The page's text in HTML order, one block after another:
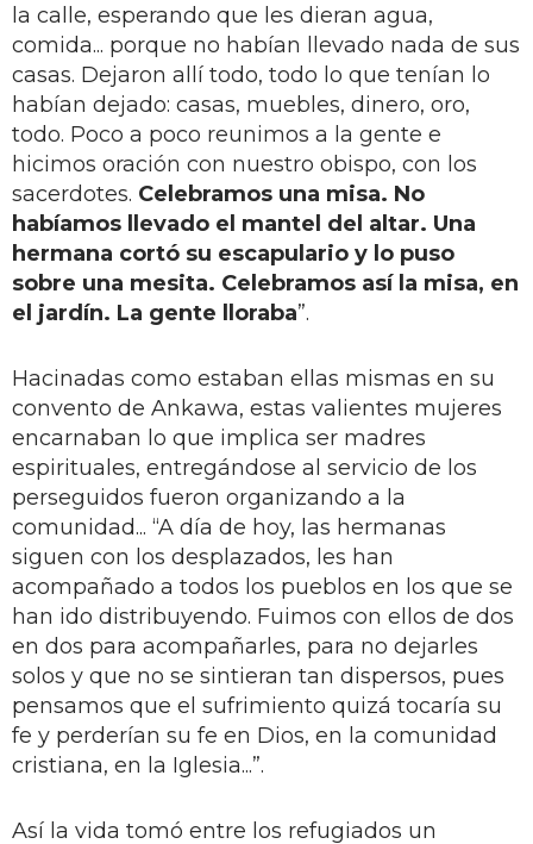
la calle, esperando que les dieran agua,
comida... porque no habían llevado nada de sus
casas. Dejaron allí todo, todo lo que tenían lo
habían dejado: casas, muebles, dinero, oro,
todo. Poco a poco reunimos a la gente e
hicimos oración con nuestro obispo, con los
sacerdotes. Celebramos una misa. No
habíamos llevado el mantel del altar. Una
hermana cortó su escapulario y lo puso
sobre una mesita. Celebramos así la misa, en
el jardín. La gente lloraba”.
Hacinadas como estaban ellas mismas en su
convento de Ankawa, estas valientes mujeres
encarnaban lo que implica ser madres
espirituales, entregándose al servicio de los
perseguidos fueron organizando a la
comunidad... “A día de hoy, las hermanas
siguen con los desplazados, les han
acompañado a todos los pueblos en los que se
han ido distribuyendo. Fuimos con ellos de dos
en dos para acompañarles, para no dejarles
solos y que no se sintieran tan dispersos, pues
pensamos que el sufrimiento quizá tocaría su
fe y perderían su fe en Dios, en la comunidad
cristiana, en la Iglesia...”.
Así la vida tomó entre los refugiados un